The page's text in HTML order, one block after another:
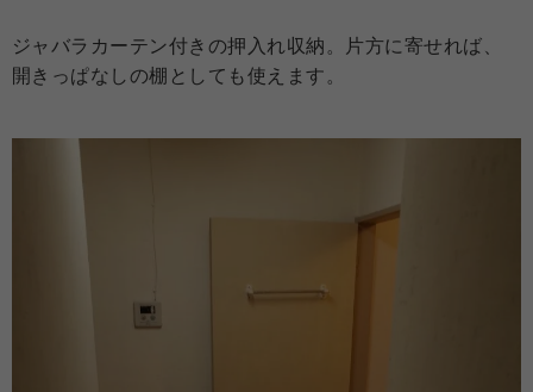
ジャバラカーテン付きの押入れ収納。片方に寄せれば、
開きっぱなしの棚としても使えます。